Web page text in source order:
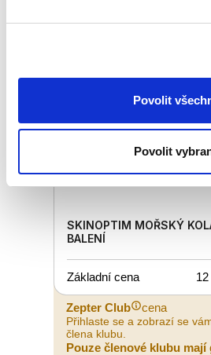
Povolit
Povolit
SKINOPTIM MOŘSKÝ
BALENÍ
Základní cena
Zepter Club cena
Přihlaste se a zobrazí se
člena klubu.
Pouze členové klubu mají